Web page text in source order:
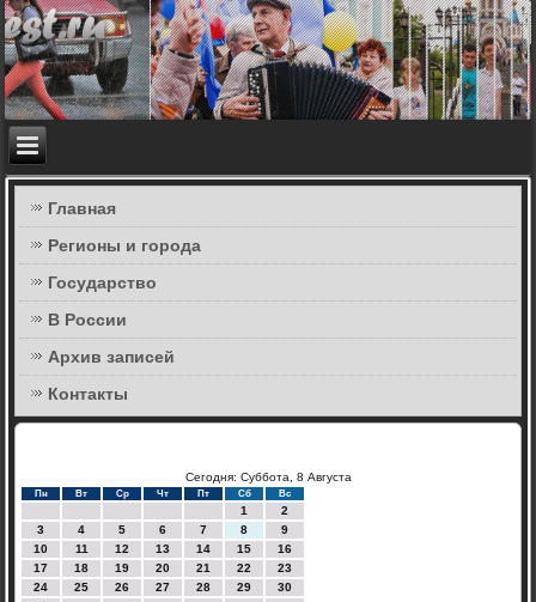
Главная
Регионы и города
Государство
В России
Архив записей
Контакты
Сегодня: Суббота, 8 Августа
Пн Вт Ср Чт Пт Сб Вс
1
2
3
4 5 6 7 8
9
10
11 12 13 14 15
16
17
18 19 20 21 22
23
24
25 26 27 28 29
30